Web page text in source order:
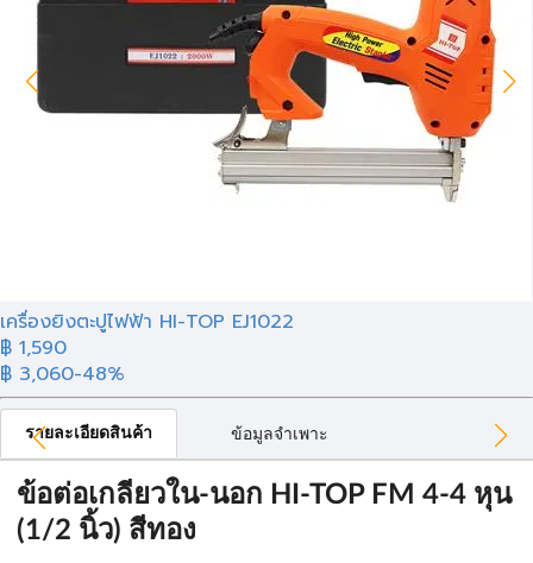
เครื่องยิงตะปูไฟฟ้า HI-TOP EJ1022
฿ 1,590
฿ 3,060-48%
รายละเอียดสินค้า ข้อมูลจำเพาะ
ข้อต่อเกลียวใน-นอก HI-TOP FM 4-4 หุน
(1/2 นิ้ว) สีทอง